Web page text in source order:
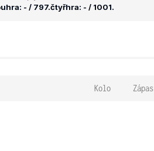
- / 797.čtyřhra: - / 1001.
Kolo Zápas